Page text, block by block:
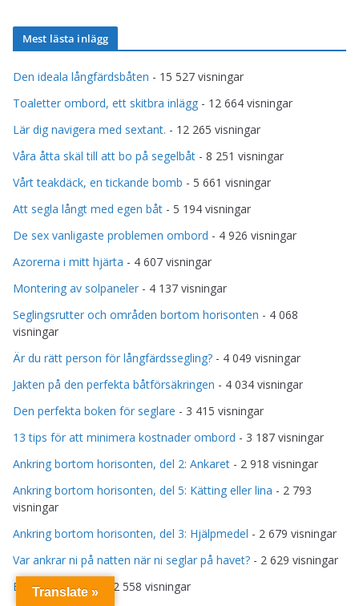
Mest lästa inlägg
Den ideala långfärdsbåten - 15 527 visningar
Toaletter ombord, ett skitbra inlägg - 12 664 visningar
Lär dig navigera med sextant. - 12 265 visningar
Våra åtta skäl till att bo på segelbåt - 8 251 visningar
Vårt teakdäck, en tickande bomb - 5 661 visningar
Att segla långt med egen båt - 5 194 visningar
De sex vanligaste problemen ombord - 4 926 visningar
Azorerna i mitt hjärta - 4 607 visningar
Montering av solpaneler - 4 137 visningar
Seglingsrutter och områden bortom horisonten - 4 068
visningar
Är du rätt person för långfärdssegling? - 4 049 visningar
Jakten på den perfekta båtförsäkringen - 4 034 visningar
Den perfekta boken för seglare - 3 415 visningar
13 tips för att minimera kostnader ombord - 3 187 visningar
Ankring bortom horisonten, del 2: Ankaret - 2 918 visningar
Ankring bortom horisonten, del 5: Kätting eller lina - 2 793
visningar
Ankring bortom horisonten, del 3: Hjälpmedel - 2 679 visningar
Var ankrar ni på natten när ni seglar på havet? - 2 629 visningar
En ö i förvandling
- 2 558 visningar
Translate »